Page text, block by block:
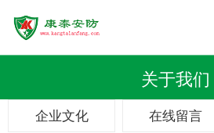
关于我们
企业文化 在线留言